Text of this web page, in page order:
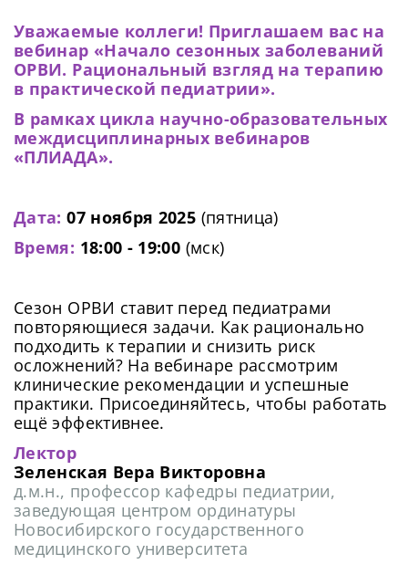
Уважаемые коллеги! Приглашаем вас на
вебинар «Начало сезонных заболеваний
ОРВИ. Рациональный взгляд на терапию
в практической педиатрии».
В рамках цикла научно-образовательных
междисциплинарных вебинаров
«ПЛИАДА».
Дата: 07 ноября 2025 (пятница)
Время: 18:00 - 19:00 (мск)
Сезон ОРВИ ставит перед педиатрами
повторяющиеся задачи. Как рационально
подходить к терапии и снизить риск
осложнений? На вебинаре рассмотрим
клинические рекомендации и успешные
практики. Присоединяйтесь, чтобы работать
ещё эффективнее.
Лектор
Зеленская Вера Викторовна
д.м.н., профессор кафедры педиатрии,
заведующая центром ординатуры
Новосибирского государственного
медицинского университета